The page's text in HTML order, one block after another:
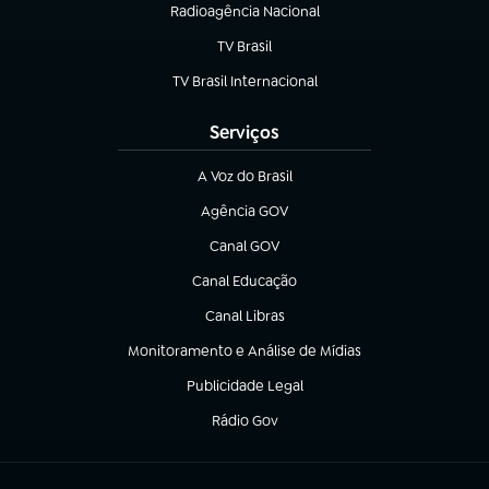
Radioagência Nacional
(abre em nova aba)
TV Brasil
(abre em nova aba)
TV Brasil Internacional
(abre em nova aba)
Serviços
A Voz do Brasil
(abre em nova aba)
Agência GOV
(abre em nova aba)
Canal GOV
(abre em nova aba)
Canal Educação
(abre em nova aba)
Canal Libras
(abre em nova aba)
Monitoramento e Análise de Mídias
(abre em nova aba)
Publicidade Legal
(abre em nova aba)
Rádio Gov
(abre em nova aba)